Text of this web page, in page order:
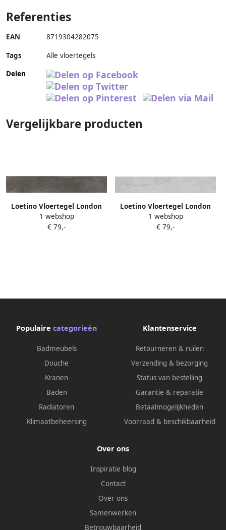
Referenties
EAN 8719304282075
Tags
Alle vloertegels
Delen
Vergelijkbare producten
Loetino Vloertegel London
10x60 cm Clay
1 webshop
€ 79,-
Loetino Vloertegel London
10x60 cm White
1 webshop
€ 79,-
Populaire categorieën
Badmeubels
Douche
Kranen
Baden
Radiatoren
Klimaatbeheersing
Klantenservice
Retourneren & ruilen
Verzending & bezorging
Status van bestelling
Garantie & reparatie
Betaalmogelijkheden
Voorraad & beschikbaarheid
Over ons
Inspiratie blog
Contact
Over ons
Samenwerken
Betrouwbaarheid